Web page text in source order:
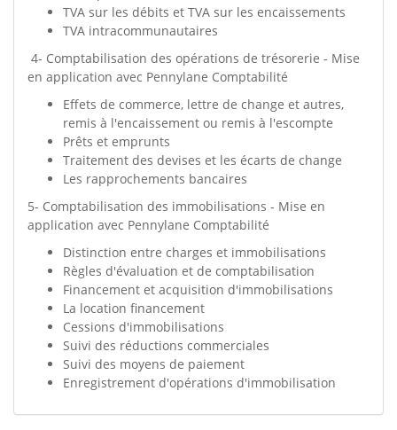
TVA sur les débits et TVA sur les encaissements
TVA intracommunautaires
4- Comptabilisation des opérations de trésorerie - Mise
en application avec Pennylane Comptabilité
Effets de commerce, lettre de change et autres,
remis à l'encaissement ou remis à l'escompte
Prêts et emprunts
Traitement des devises et les écarts de change
Les rapprochements bancaires
5- Comptabilisation des immobilisations - Mise en
application avec Pennylane Comptabilité​​​​​​​
Distinction entre charges et immobilisations
Règles d'évaluation et de comptabilisation
Financement et acquisition d'immobilisations
La location financement
Cessions d'immobilisations
Suivi des réductions commerciales
Suivi des moyens de paiement
Enregistrement d'opérations d'immobilisation